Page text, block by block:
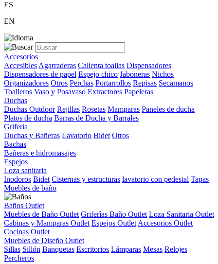
ES
EN
Accesorios
Accesibles Agarraderas Calienta toallas Dispensadores
Dispensadores de papel Espejo chico Jaboneras Nichos
Organizadores Otros Perchas Portarrollos Repisas Secamanos
Toalleros Vaso y Posavaso Extractores Papeleras
Duchas
Duchas Outdoor Rejillas Rosetas Mamparas Paneles de ducha
Platos de ducha Barras de Ducha y Barrales
Griferia
Duchas y Bañeras Lavatorio Bidet Otros
Bachas
Bañeras e hidromasajes
Espejos
Loza sanitaria
Inodoros Bidet Cisternas y estructuras lavatorio con pedestal Tapas
Muebles de baño
Baños Outlet
Muebles de Baño Outlet Griferîas Baño Outlet Loza Sanitaria Outlet
Cabinas y Mamparas Outlet Espejos Outlet Accesorios Outlet
Cocinas Outlet
Muebles de Diseño Outlet
Sillas Sillón Banquetas Escritorios Lámparas Mesas Relojes
Percheros